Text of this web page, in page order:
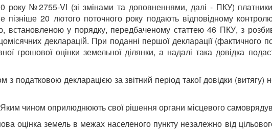
року №2755-VI (зі змінами та доповненнями, далі - ПКУ)
20 лютого поточного року подають відповідному
встановленою у порядку, передбаченому статтею 46 ПКУ, з
декларацій. При поданні першої декларації (фактичного
грошової оцінки земельної ділянки, а надалі така довідка
декларацією за звітний період такої довідки (витягу)
чином оприлюднюють свої рішення органи місцевого
оцінка земель в межах населеного пункту незалежно від